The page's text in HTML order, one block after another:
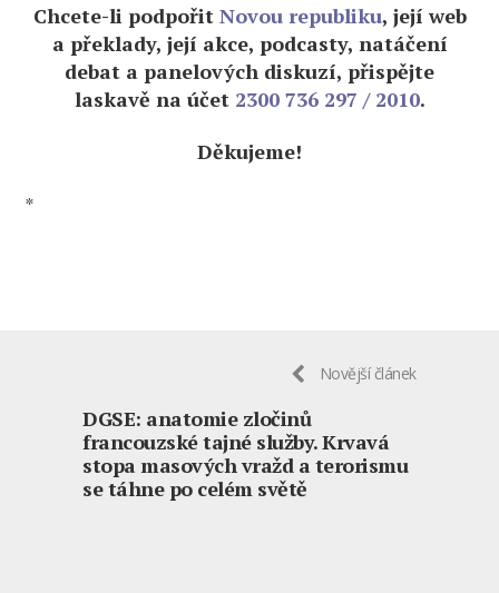
Chcete-li podpořit Novou republiku, její web
a překlady, její akce, podcasty, natáčení
debat a panelových diskuzí, přispějte
laskavě na účet2300 736 297 / 2010.
Děkujeme!
*
Novější článek
DGSE: anatomie zločinů
francouzské tajné služby. Krvavá
stopa masových vražd a terorismu
se táhne po celém světě